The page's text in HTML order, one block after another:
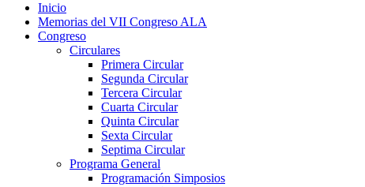
Inicio
Memorias del VII Congreso ALA
Congreso
Circulares
Primera Circular
Segunda Circular
Tercera Circular
Cuarta Circular
Quinta Circular
Sexta Circular
Septima Circular
Programa General
Programación Simposios